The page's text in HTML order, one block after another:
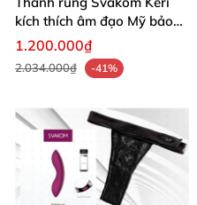
kích thích âm đạo Mỹ bảo
hành chính hãng
1.200.000₫
2.034.000₫ -41%